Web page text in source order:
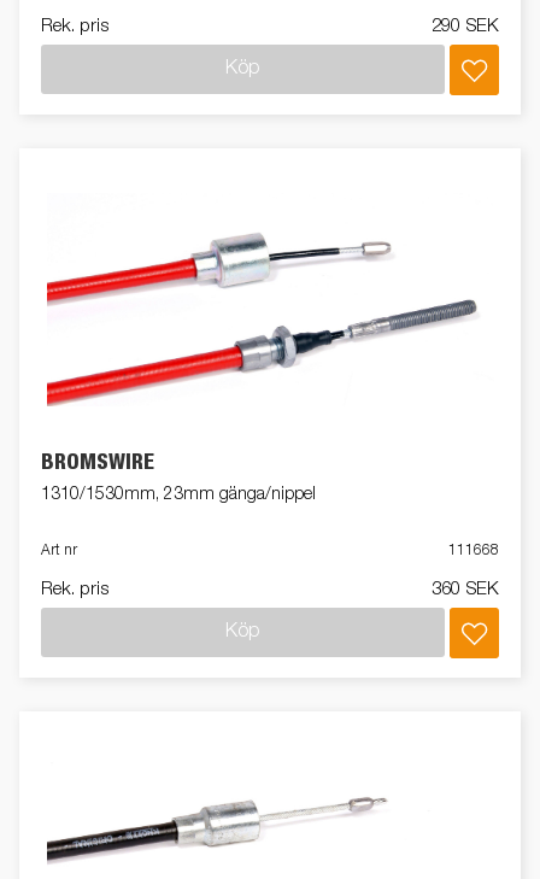
Rek. pris 290 SEK
Köp
BROMSWIRE
1310/1530mm, 23mm gänga/nippel
Art nr 111668
Rek. pris 360 SEK
Köp